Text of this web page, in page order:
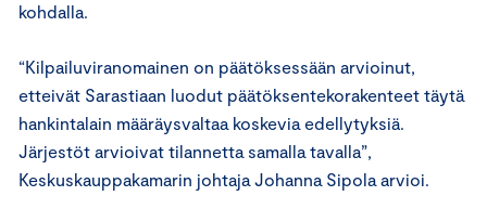
kohdalla.
“Kilpailuviranomainen on päätöksessään arvioinut,
etteivät Sarastiaan luodut päätöksentekorakenteet täytä
hankintalain määräysvaltaa koskevia edellytyksiä.
Järjestöt arvioivat tilannetta samalla tavalla”,
Keskuskauppakamarin johtaja Johanna Sipola arvioi.